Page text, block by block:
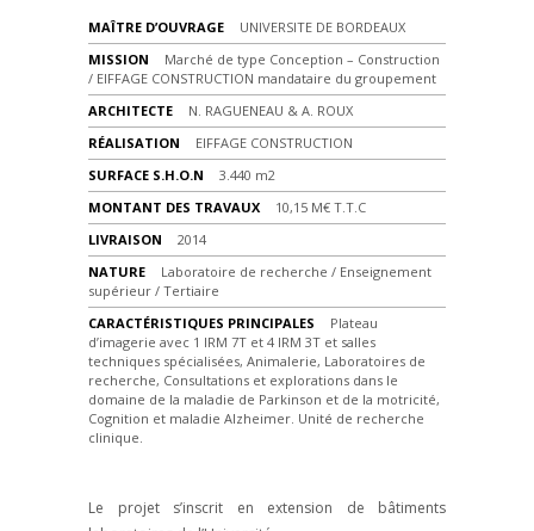
Le projet s’inscrit en extension de bâtiments
MAÎTRE D’OUVRAGE
UNIVERSITE DE BORDEAUX
MISSION
Marché de type Conception – Construction
/ EIFFAGE CONSTRUCTION mandataire du groupement
ARCHITECTE
N. RAGUENEAU & A. ROUX
RÉALISATION
EIFFAGE CONSTRUCTION
SURFACE S.H.O.N
3.440 m2
MONTANT DES TRAVAUX
10,15 M€ T.T.C
LIVRAISON
2014
NATURE
Laboratoire de recherche / Enseignement
supérieur / Tertiaire
CARACTÉRISTIQUES PRINCIPALES
Plateau
d’imagerie avec 1 IRM 7T et 4 IRM 3T et salles
techniques spécialisées, Animalerie, Laboratoires de
recherche, Consultations et explorations dans le
domaine de la maladie de Parkinson et de la motricité,
Cognition et maladie Alzheimer. Unité de recherche
clinique.